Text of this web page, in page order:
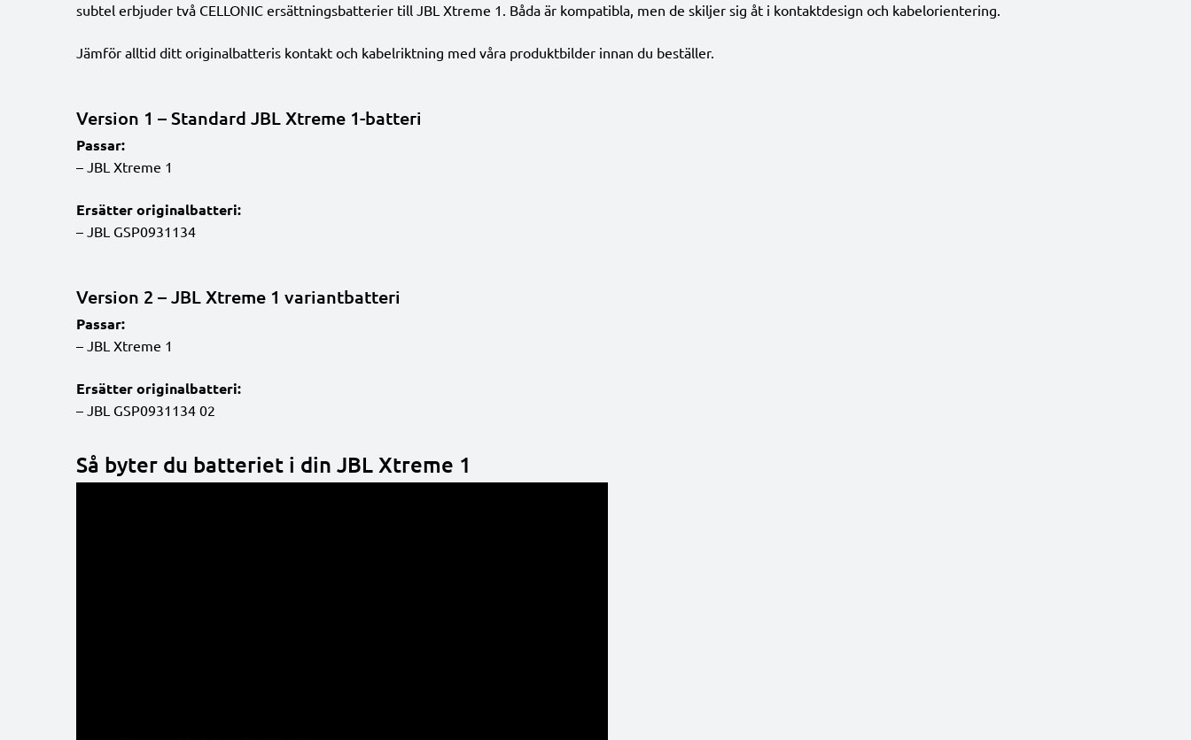
subtel erbjuder två CELLONIC ersättningsbatterier till JBL Xtreme 1. Båda är kompatibla, men de skiljer sig åt i kontaktdesign och kabelorientering.
Jämför alltid ditt originalbatteris kontakt och kabelriktning med våra produktbilder innan du beställer.
Version 1 – Standard JBL Xtreme 1-batteri
Passar:
– JBL Xtreme 1
Ersätter originalbatteri:
– JBL GSP0931134
Version 2 – JBL Xtreme 1 variantbatteri
Passar:
– JBL Xtreme 1
Ersätter originalbatteri:
– JBL GSP0931134 02
Så byter du batteriet i din JBL Xtreme 1